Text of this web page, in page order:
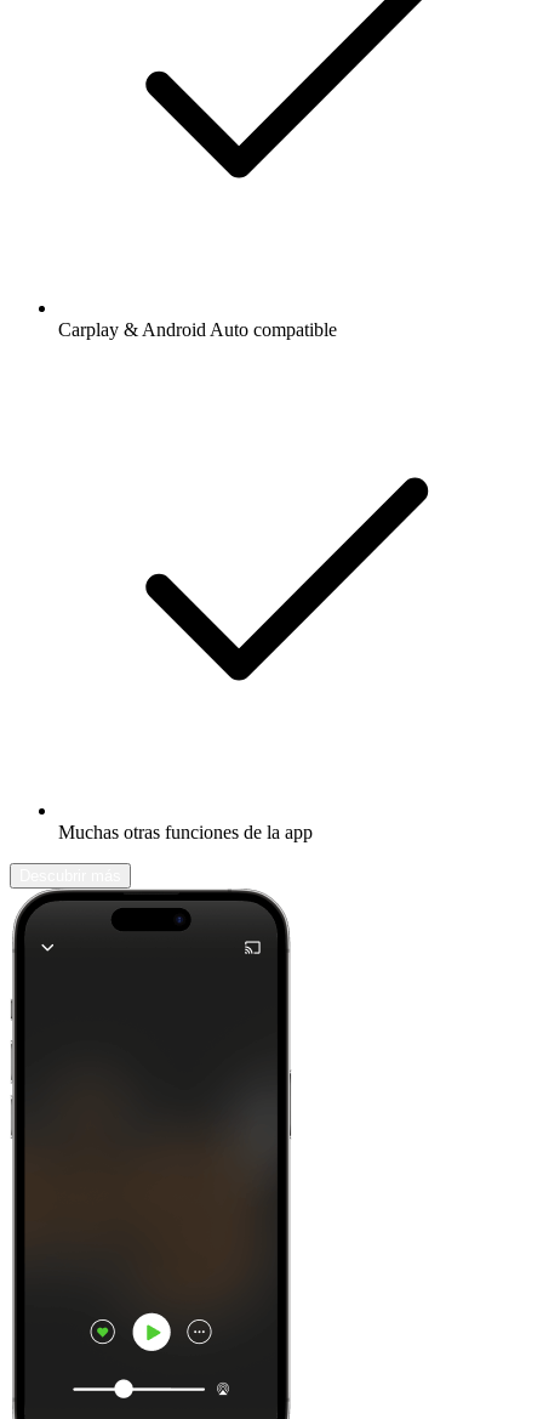
Carplay & Android Auto compatible
Muchas otras funciones de la app